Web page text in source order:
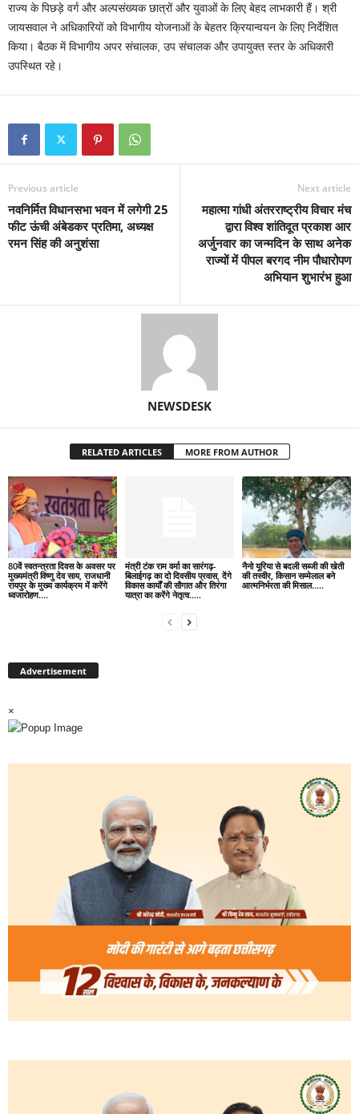
राज्य के पिछड़े वर्ग और अल्पसंख्यक छात्रों और युवाओं के लिए बेहद लाभकारी हैं। श्री
जायसवाल ने अधिकारियों को विभागीय योजनाओं के बेहतर क्रियान्वयन के लिए निर्देशित
किया। बैठक में विभागीय अपर संचालक, उप संचालक और उपायुक्त स्तर के अधिकारी
उपस्थित रहे।
Previous article
नवनिर्मित विधानसभा भवन में लगेगी 25
फीट ऊंची अंबेडकर प्रतिमा, अध्यक्ष
रमन सिंह की अनुशंसा
Next article
महात्मा गांधी अंतरराष्ट्रीय विचार मंच
द्वारा विश्व शांतिदूत प्रकाश आर
अर्जुनवार का जन्मदिन के साथ अनेक
राज्यों में पीपल बरगद नीम पौधारोपण
अभियान शुभारंभ हुआ
NEWSDESK
RELATED ARTICLES MORE FROM AUTHOR
80वें स्वतन्त्रता दिवस के अवसर पर
मुख्यमंत्री विष्णु देव साय, राजधानी
रायपुर के मुख्य कार्यक्रम में करेंगे
ध्वजारोहण….
मंत्री टंक राम वर्मा का सारंगढ़-
बिलाईगढ़ का दो दिवसीय प्रवास, देंगे
विकास कार्यों की सौगात और तिरंगा
यात्रा का करेंगे नेतृत्व…..
नैनो यूरिया से बदली सब्जी की खेती
की तस्वीर, किसान सम्मेलाल बने
आत्मनिर्भरता की मिसाल…..
Advertisement
×